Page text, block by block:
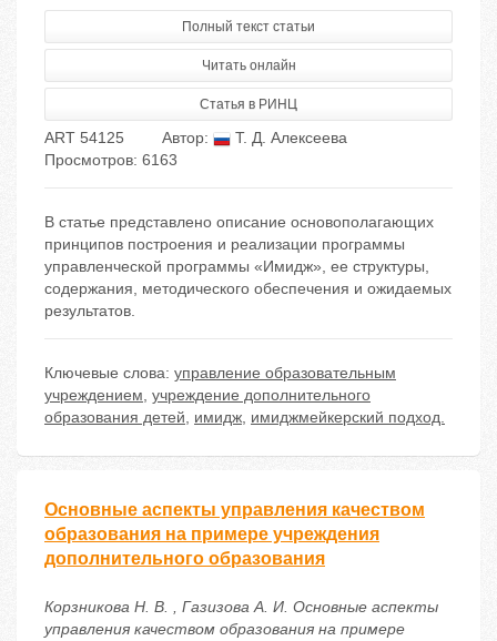
Полный текст статьи
Читать онлайн
Статья в РИНЦ
ART 54125 Автор:
Т. Д. Алексеева
Просмотров: 6163
В статье представлено описание основополагающих
принципов построения и реализации программы
управленческой программы «Имидж», ее структуры,
содержания, методического обеспечения и ожидаемых
результатов.
Ключевые слова: управление образовательным
учреждением, учреждение дополнительного
образования детей, имидж, имиджмейкерский подход.
Основные аспекты управления качеством
образования на примере учреждения
дополнительного образования
Корзникова Н. В. , Газизова А. И. Основные аспекты
управления качеством образования на примере